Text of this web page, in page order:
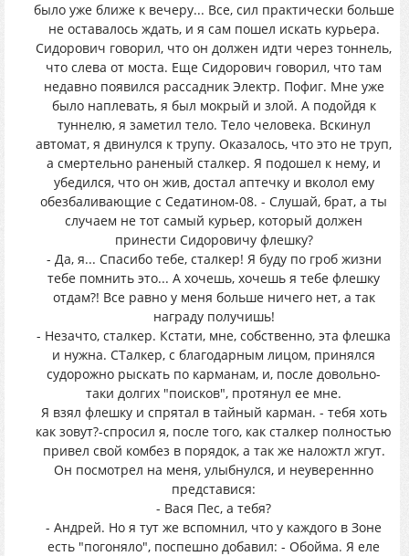
было уже ближе к вечеру... Все, сил практически больше
не оставалось ждать, и я сам пошел искать курьера.
Сидорович говорил, что он должен идти через тоннель,
что слева от моста. Еще Сидорович говорил, что там
недавно появился рассадник Электр. Пофиг. Мне уже
было наплевать, я был мокрый и злой. А подойдя к
туннелю, я заметил тело. Тело человека. Вскинул
автомат, я двинулся к трупу. Оказалось, что это не труп,
а смертельно раненый сталкер. Я подошел к нему, и
убедился, что он жив, достал аптечку и вколол ему
обезбаливающие с Седатином-08. - Слушай, брат, а ты
случаем не тот самый курьер, который должен
принести Сидоровичу флешку?
- Да, я... Спасибо тебе, сталкер! Я буду по гроб жизни
тебе помнить это... А хочешь, хочешь я тебе флешку
отдам?! Все равно у меня больше ничего нет, а так
награду получишь!
- Незачто, сталкер. Кстати, мне, собственно, эта флешка
и нужна. СТалкер, с благодарным лицом, принялся
судорожно рыскать по карманам, и, после довольно-
таки долгих "поисков", протянул ее мне.
Я взял флешку и спрятал в тайный карман. - тебя хоть
как зовут?-спросил я, после того, как сталкер полностью
привел свой комбез в порядок, а так же наложтл жгут.
Он посмотрел на меня, улыбнулся, и неувереннно
представися:
- Вася Пес, а тебя?
- Андрей. Но я тут же вспомнил, что у каждого в Зоне
есть "погоняло", поспешно добавил: - Обойма. Я еле